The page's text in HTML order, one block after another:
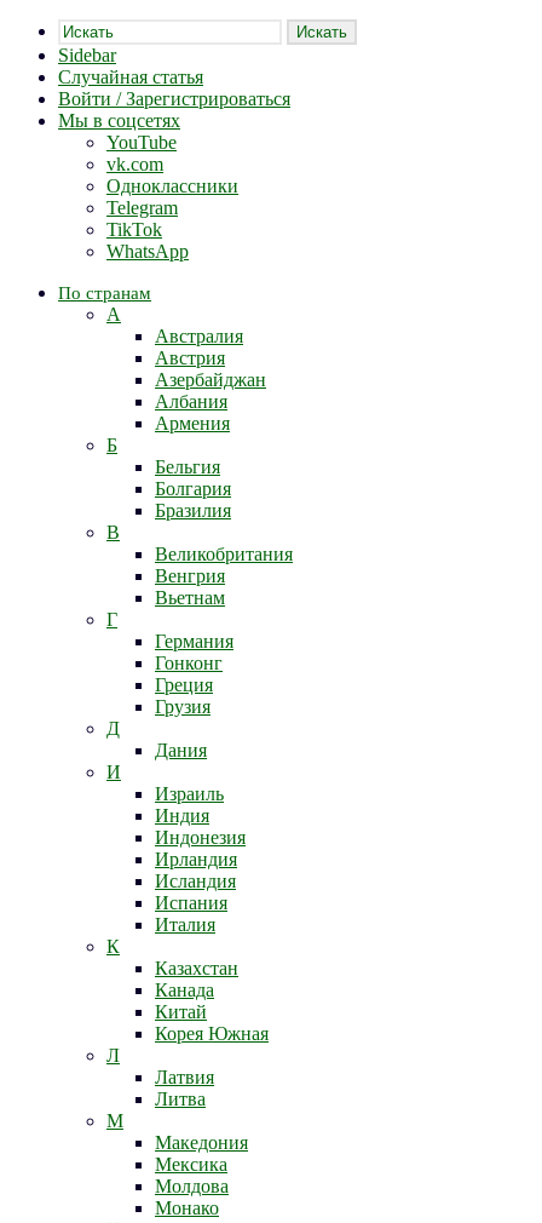
Искать
Sidebar
Случайная статья
Войти / Зарегистрироваться
Мы в соцсетях
YouTube
vk.com
Одноклассники
Telegram
TikTok
WhatsApp
По странам
А
Австралия
Австрия
Азербайджан
Албания
Армения
Б
Бельгия
Болгария
Бразилия
В
Великобритания
Венгрия
Вьетнам
Г
Германия
Гонконг
Греция
Грузия
Д
Дания
И
Израиль
Индия
Индонезия
Ирландия
Исландия
Испания
Италия
К
Казахстан
Канада
Китай
Корея Южная
Л
Латвия
Литва
М
Македония
Мексика
Молдова
Монако